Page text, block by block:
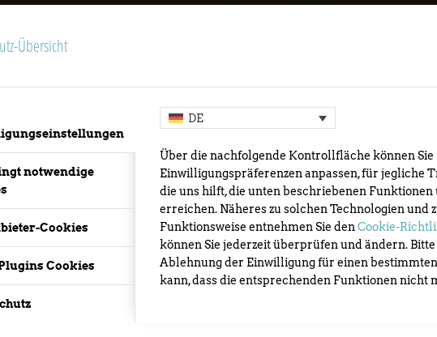
Übersicht
notwendige
Cookies
Cookies
DE
Über die nachfolgende Kontrollfläche können Sie
Einwilligungspräferenzen anpassen, für jegliche
die uns hilft, die unten beschriebenen
erreichen. Näheres zu solchen Technologien und
Funktionsweise entnehmen Sie denCookie-
können Sie jederzeit überprüfen und ändern. Bitte
Ablehnung der Einwilligung für einen
kann, dass die entsprechenden Funktionen nicht
PUBLIC